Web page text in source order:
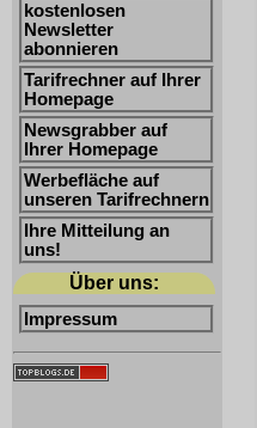
kostenlosen
Newsletter
abonnieren
Tarifrechner auf Ihrer
Homepage
Newsgrabber auf
Ihrer Homepage
Werbefläche auf
unseren Tarifrechnern
Ihre Mitteilung an
uns!
Über uns:
Impressum